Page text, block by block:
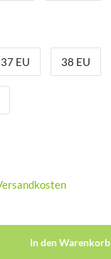
37 EU 38 EU
In den Warenkorb